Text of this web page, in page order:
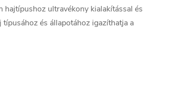
ultravékony kialakítással és
és állapotához igazíthatja a